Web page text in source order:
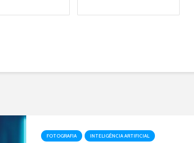
FOTOGRAFIA INTELIGÊNCIA ARTIFICIAL